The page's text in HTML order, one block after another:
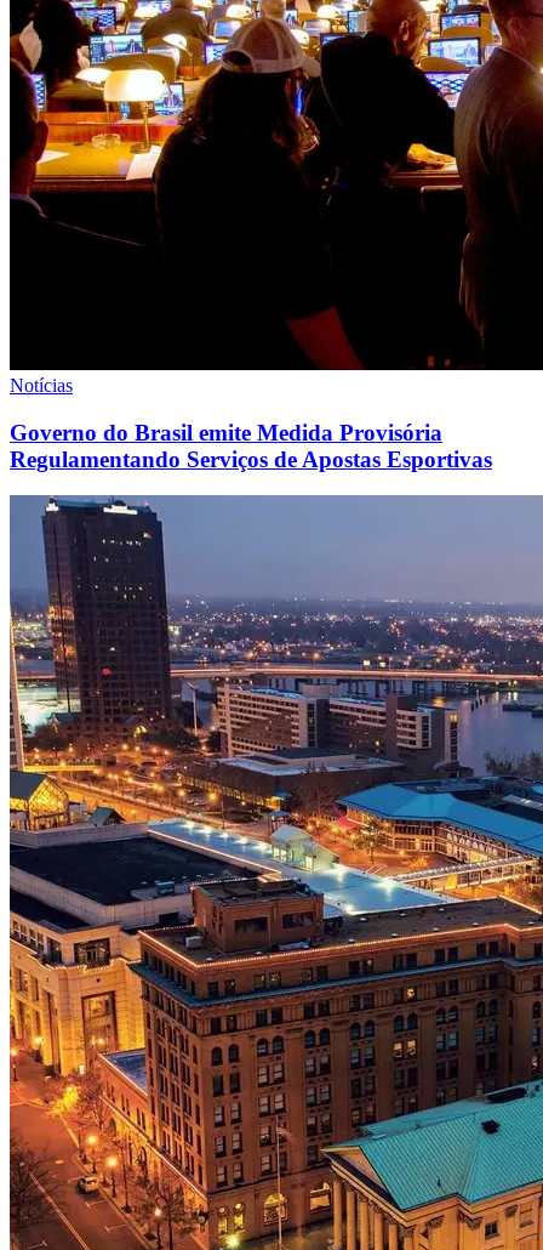
Notícias
Governo do Brasil emite Medida Provisória
Regulamentando Serviços de Apostas Esportivas